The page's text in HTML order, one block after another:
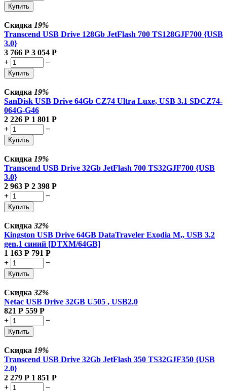
Купить
Скидка 19%
Transcend USB Drive 128Gb JetFlash 700 TS128GJF700 {USB
3.0}
3 766 Р 3 054 Р
+
−
Купить
Скидка 19%
SanDisk USB Drive 64Gb CZ74 Ultra Luxe, USB 3.1 SDCZ74-
064G-G46
2 226 Р 1 801 Р
+
−
Купить
Скидка 19%
Transcend USB Drive 32Gb JetFlash 700 TS32GJF700 {USB
3.0}
2 963 Р 2 398 Р
+
−
Купить
Скидка 32%
Kingston USB Drive 64GB DataTraveler Exodia M,, USB 3.2
gen.1 синий [DTXM/64GB]
1 163 Р 791 Р
+
−
Купить
Скидка 32%
Netac USB Drive 32GB U505 , USB2.0
821 Р 559 Р
+
−
Купить
Скидка 19%
Transcend USB Drive 32Gb JetFlash 350 TS32GJF350 {USB
2.0}
2 279 Р 1 851 Р
+
−